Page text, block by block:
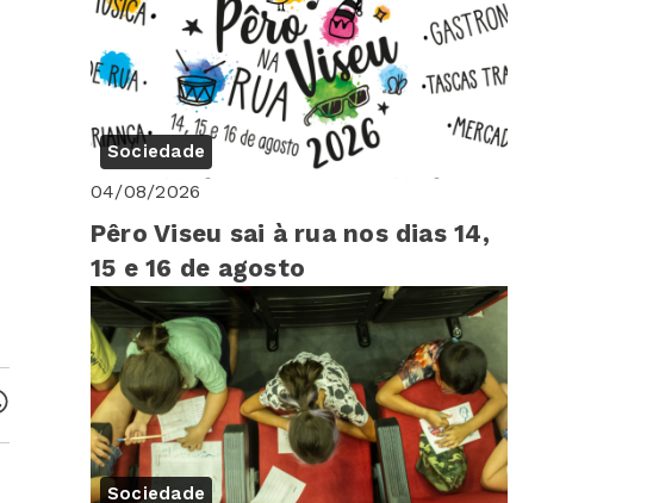
Sociedade
04/08/2026
Pêro Viseu sai à rua nos dias 14,
15 e 16 de agosto
Sociedade